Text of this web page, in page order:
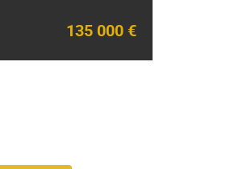
135 000 €